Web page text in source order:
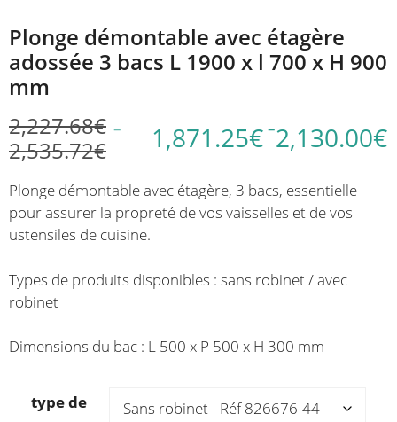
Plonge démontable avec étagère
adossée 3 bacs L 1900 x l 700 x H 900
mm
2,227.68€ –
2,535.72€Plage
prix :
2,227.68€
à
1,871.25€ –2,130.00€
Plage
prix :
1,871.25€
à
Plonge démontable avec étagère, 3 bacs, essentielle
pour assurer la propreté de vos vaisselles et de vos
ustensiles de cuisine.
Types de produits disponibles : sans robinet / avec
robinet
Dimensions du bac : L 500 x P 500 x H 300 mm
type de